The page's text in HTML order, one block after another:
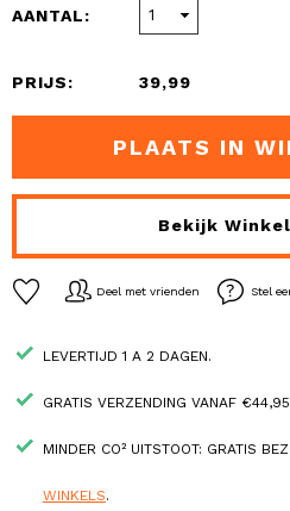
AANTAL:
PRIJS: 39,99
PLAATS IN
Bekijk
Deel met vrienden Stel
LEVERTIJD 1 A 2 DAGEN.
GRATIS VERZENDING VANAF
MINDER CO² UITSTOOT: GRATIS
WINKELS.